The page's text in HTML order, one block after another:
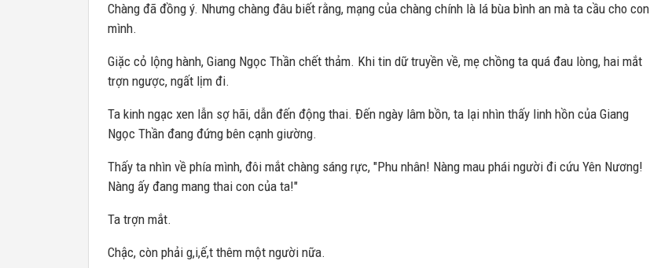
Chàng đã đồng ý. Nhưng chàng đâu biết rằng, mạng của chàng chính là lá bùa bình an mà ta cầu cho con
mình.
Giặc cỏ lộng hành, Giang Ngọc Thần chết thảm. Khi tin dữ truyền về, mẹ chồng ta quá đau lòng, hai mắt
trợn ngược, ngất lịm đi.
Ta kinh ngạc xen lẫn sợ hãi, dẫn đến động thai. Đến ngày lâm bồn, ta lại nhìn thấy linh hồn của Giang
Ngọc Thần đang đứng bên cạnh giường.
Thấy ta nhìn về phía mình, đôi mắt chàng sáng rực, "Phu nhân! Nàng mau phái người đi cứu Yên Nương!
Nàng ấy đang mang thai con của ta!"
Ta trợn mắt.
Chậc, còn phải g,i,ế,t thêm một người nữa.